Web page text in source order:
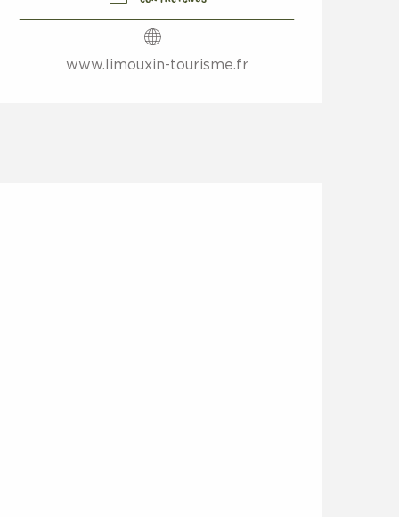
www.limouxin-tourisme.fr